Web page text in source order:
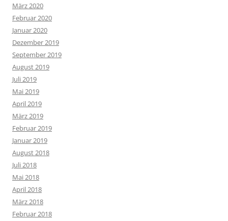
März 2020
Februar 2020
Januar 2020
Dezember 2019
September 2019
August 2019
Juli 2019
Mai 2019
April 2019
März 2019
Februar 2019
Januar 2019
August 2018
Juli 2018
Mai 2018
April 2018
März 2018
Februar 2018